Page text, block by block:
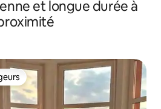
et longue durée à
les plus appréciés